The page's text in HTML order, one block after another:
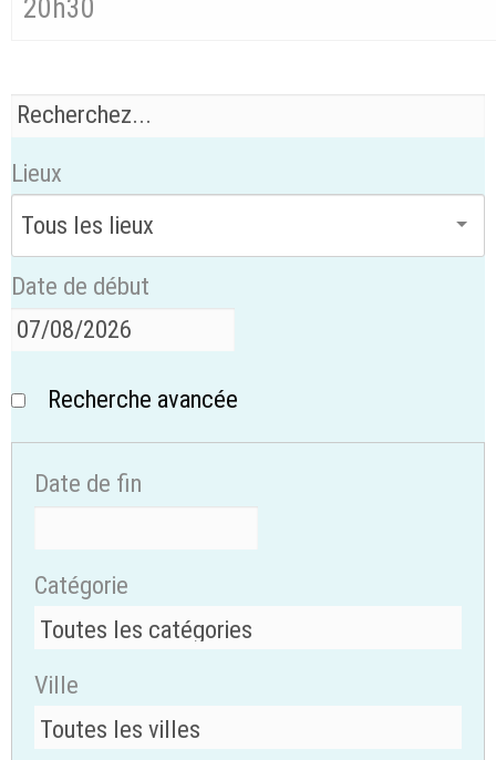
20h30
Lieux
Date de début
Recherche avancée
Date de fin
Catégorie
Ville